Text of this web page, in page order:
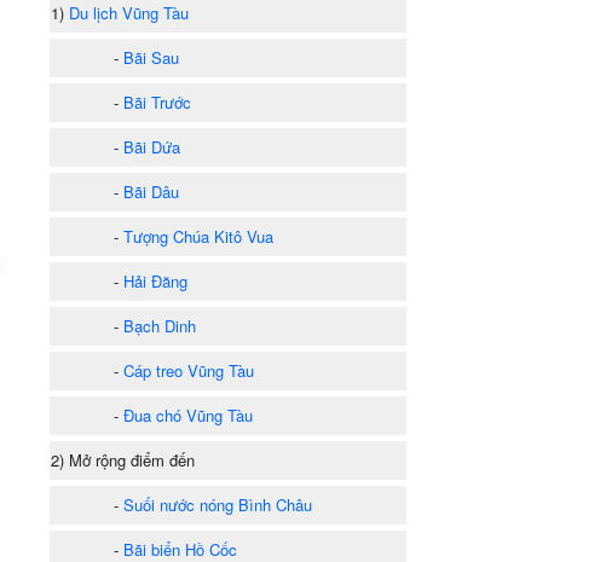
1) Du lịch Vũng Tàu
- Bãi Sau
- Bãi Trước
- Bãi Dứa
- Bãi Dâu
- Tượng Chúa Kitô Vua
- Hải Đăng
- Bạch Dinh
- Cáp treo Vũng Tàu
- Đua chó Vũng Tàu
2) Mở rộng điểm đến
- Suối nước nóng Bình Châu
- Bãi biển Hồ Cốc